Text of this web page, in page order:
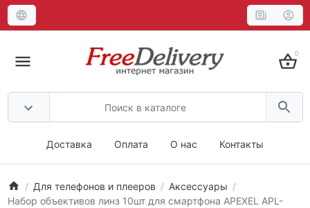
0
Доставка Оплата О нас Контакты
Для телефонов и плееров
Аксессуары
Набор объективов линз 10шт для смартфона APEXEL APL-